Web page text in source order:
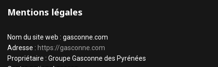
Mentions légales
Nom du site web : gasconne.com
Adresse : https://gasconne.com
Propriétaire : Groupe Gasconne des Pyrénées